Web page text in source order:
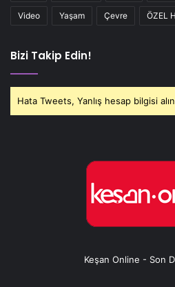
Video Yaşam Çevre ÖZEL
Bizi Takip Edin!
Hata Tweets, Yanlış hesap bilgisi
Keşan Online - Son